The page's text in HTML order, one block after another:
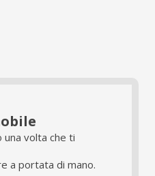
una volta che ti
a portata di mano.